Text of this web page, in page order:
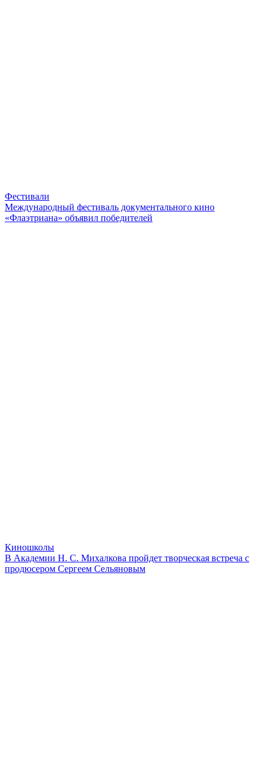
Фестивали
Международный фестиваль документального кино
«Флаэтриана» объявил победителей
Киношколы
В Академии Н. С. Михалкова пройдет творческая встреча с
продюсером Сергеем Сельяновым